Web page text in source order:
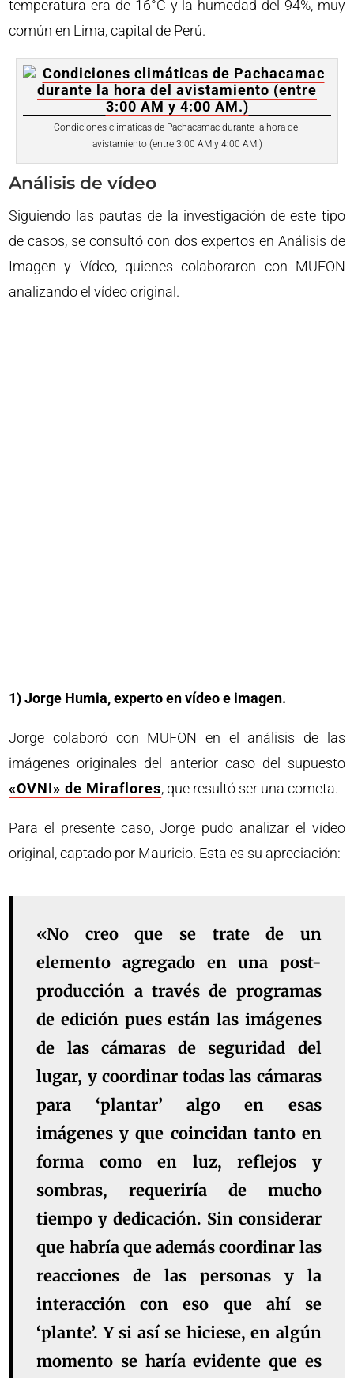
temperatura era de 16°C y la humedad del 94%, muy
común en Lima, capital de Perú.
Condiciones climáticas de Pachacamac durante la hora del
avistamiento (entre 3:00 AM y 4:00 AM.)
Análisis de vídeo
Siguiendo las pautas de la investigación de este tipo
de casos, se consultó con dos expertos en Análisis de
Imagen y Vídeo, quienes colaboraron con MUFON
analizando el vídeo original.
1) Jorge Humia, experto en vídeo e imagen.
Jorge colaboró con MUFON en el análisis de las
imágenes originales del anterior caso del supuesto
«OVNI» de Miraflores, que resultó ser una cometa.
Para el presente caso, Jorge pudo analizar el vídeo
original, captado por Mauricio. Esta es su apreciación:
«No creo que se trate de un
elemento agregado en una post-
producción a través de programas
de edición pues están las imágenes
de las cámaras de seguridad del
lugar, y coordinar todas las cámaras
para ‘plantar’ algo en esas
imágenes y que coincidan tanto en
forma como en luz, reflejos y
sombras, requeriría de mucho
tiempo y dedicación. Sin considerar
que habría que además coordinar las
reacciones de las personas y la
interacción con eso que ahí se
‘plante’. Y si así se hiciese, en algún
momento se haría evidente que es